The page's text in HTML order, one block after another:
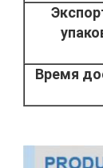
Время